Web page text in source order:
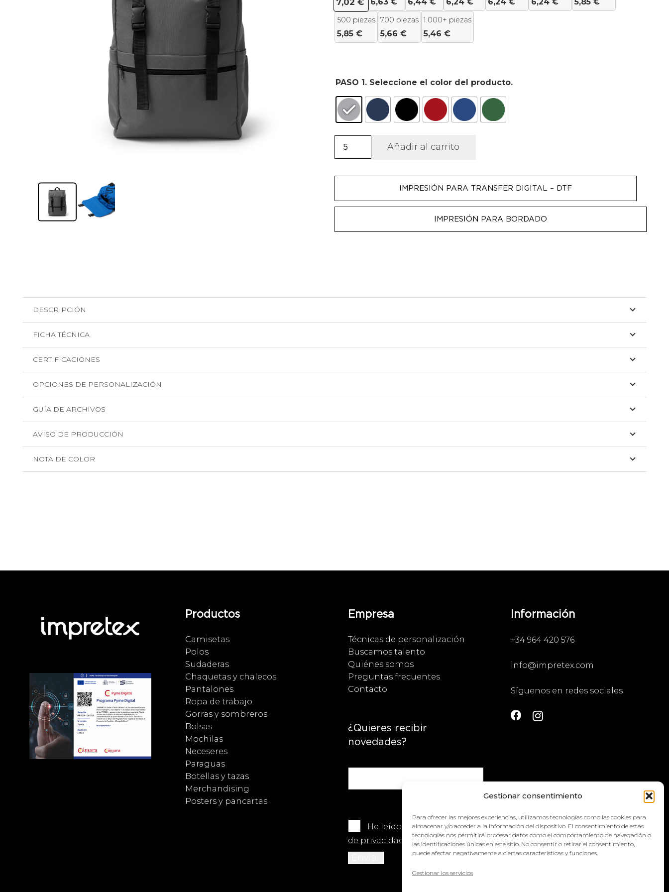
Gestionar consentimiento
Para ofrecer las mejores experiencias, utilizamos tecnologías como las cookies para
almacenar y/o acceder a la información del dispositivo. El consentimiento de estas
tecnologías nos permitirá procesar datos como el comportamiento de navegación o
las identificaciones únicas en este sitio. No consentir o retirar el consentimiento,
puede afectar negativamente a ciertas características y funciones.
Gestionar los servicios
7,02 €
500 piezas
5,85 €
700 piezas
5,66 €
1.000+ piezas
5,46 €
PASO 1. Seleccione el color del producto.
Mochila
con
Añadir al carrito
IMPRESIÓN PARA TRANSFER DIGITAL – DTF
IMPRESIÓN PARA BORDADO
DESCRIPCIÓN
FICHA TÉCNICA
CERTIFICACIONES
OPCIONES DE PERSONALIZACIÓN
GUÍA DE ARCHIVOS
AVISO DE PRODUCCIÓN
NOTA DE COLOR
Productos
Camisetas
Polos
Sudaderas
Chaquetas y chalecos
Pantalones
Ropa de trabajo
Gorras y sombreros
Bolsas
Mochilas
Neceseres
Paraguas
Botellas y tazas
Merchandising
Posters y pancartas
Empresa
Técnicas de personalización
Buscamos talento
Quiénes somos
Preguntas frecuentes
Contacto
¿Quieres recibir
novedades?
He leído y acepto lapolítica
de privacidad
Información
+34 964 420 576
info@impretex.com
Síguenos en redes sociales